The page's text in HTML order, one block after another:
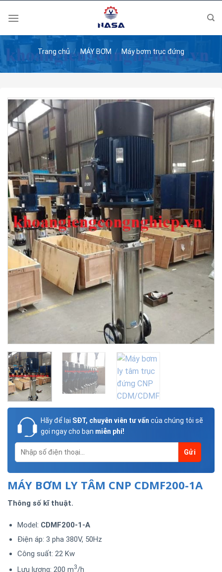
Trang chủ / MÁY BƠM / Máy bơm trục đứng
Hãy để lại SĐT, chuyên viên tư vấn của chúng tôi sẽ
gọi ngay cho bạn miễn phí!
MÁY BƠM LY TÂM CNP CDMF200-1A
Thông số kĩ thuật.
Model: CDMF200-1-A
Điện áp: 3 pha 380V, 50Hz
Công suất: 22 Kw
Lưu lượng: 200 m3/h